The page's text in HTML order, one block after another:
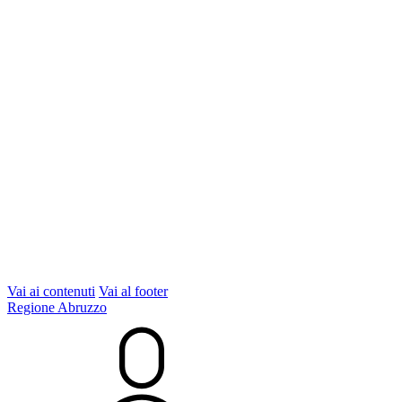
Vai ai contenuti Vai al footer
Regione Abruzzo